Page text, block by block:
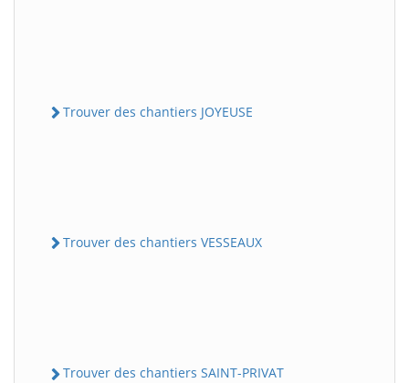
Trouver des chantiers JOYEUSE
Trouver des chantiers VESSEAUX
Trouver des chantiers SAINT-PRIVAT